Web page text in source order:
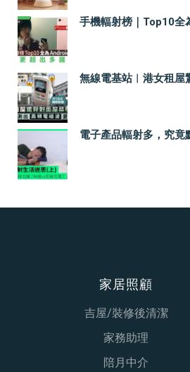
手機輻射榜｜Top10
無線電基站︳港女租
電子產品輻射多，究
家居照顧
吉屋/裝修後清潔
家務助理
陪月中介